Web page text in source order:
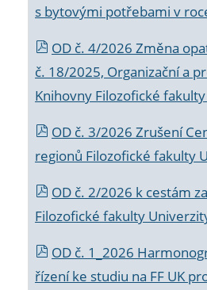
s bytovými potřebami v
OD č. 4/2026 Změna
č. 18/2025, Organizační a
Knihovny Filozofické
OD č. 3/2026 Zrušení
regionů Filozofické fakulty
OD č. 2/2026 k cestám
Filozofické fakulty
OD č. 1_2026
řízení ke studiu na FF UK